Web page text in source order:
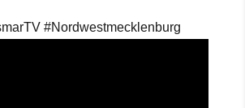
#Nordwestmecklenburg